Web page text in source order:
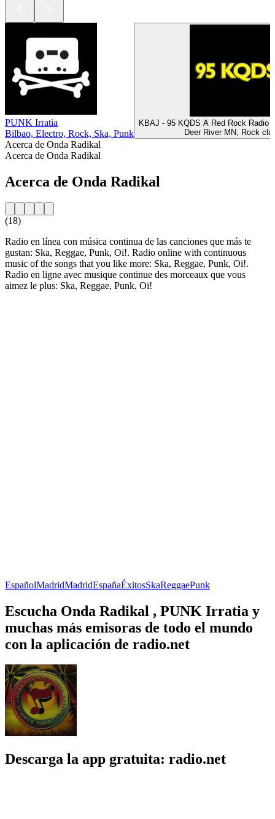
PUNK Irratia
Bilbao, Electro, Rock, Ska, Punk
KBAJ - 95 KQDS A Red Rock Radio
Deer River MN, Rock
Acerca de Onda Radikal
Acerca de Onda Radikal
Acerca de Onda Radikal
(18)
Radio en línea con música continua de las canciones que más te
gustan: Ska, Reggae, Punk, Oi!. Radio online with continuous
music of the songs that you like more: Ska, Reggae, Punk, Oi!.
Radio en ligne avec musique continue des morceaux que vous
aimez le plus: Ska, Reggae, Punk, Oi!
EspañolMadridMadridEspañaÉxitosSkaReggaePunk
Escucha Onda Radikal , PUNK Irratia y
muchas más emisoras de todo el mundo
con la aplicación de radio.net
Descarga la app gratuita: radio.net